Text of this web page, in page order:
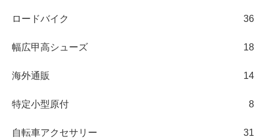
ロードバイク 36
幅広甲高シューズ 18
海外通販 14
特定小型原付 8
自転車アクセサリー 31